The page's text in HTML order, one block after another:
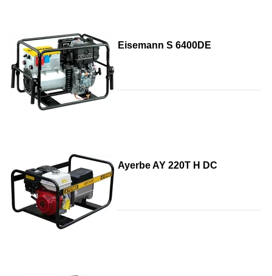
Eisemann S 6400DE
Ayerbe AY 220T H DC